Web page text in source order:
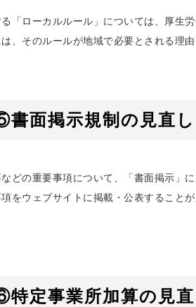
「ローカルルール」については、厚生
、そのルールが地域で必要とされる理
面掲示規制の見直し
どの重要事項について、「書面掲示」
をウェブサイトに掲載・公表するこ
定事業所加算の見直